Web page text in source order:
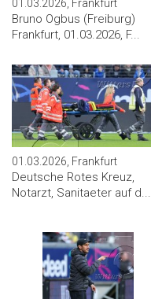
01.03.2026, Frankfurt
Bruno Ogbus (Freiburg)
Frankfurt, 01.03.2026, F...
01.03.2026, Frankfurt
Deutsche Rotes Kreuz,
Notarzt, Sanitaeter auf d...